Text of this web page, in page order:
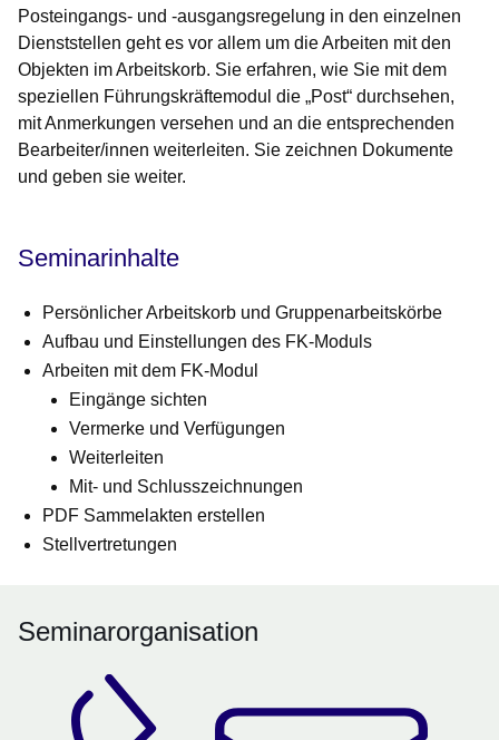
Posteingangs- und -ausgangsregelung in den einzelnen
Dienststellen geht es vor allem um die Arbeiten mit den
Objekten im Arbeitskorb. Sie erfahren, wie Sie mit dem
speziellen Führungskräftemodul die „Post“ durchsehen,
mit Anmerkungen versehen und an die entsprechenden
Bearbeiter/innen weiterleiten. Sie zeichnen Dokumente
und geben sie weiter.
Seminarinhalte
Persönlicher Arbeitskorb und Gruppenarbeitskörbe
Aufbau und Einstellungen des FK-Moduls
Arbeiten mit dem FK-Modul
Eingänge sichten
Vermerke und Verfügungen
Weiterleiten
Mit- und Schlusszeichnungen
PDF Sammelakten erstellen
Stellvertretungen
Seminarorganisation